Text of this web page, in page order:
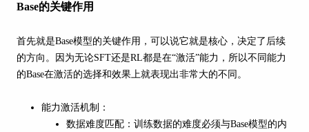
Base的关键作用
首先就是Base模型的关键作用，可以说它就是核心，决定了后续
的方向。因为无论SFT还是RL都是在“激活”能力，所以不同能力
的Base在激活的选择和效果上就表现出非常大的不同。
能力激活机制：
数据难度匹配：训练数据的难度必须与Base模型的内